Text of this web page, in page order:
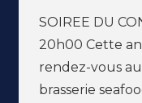
SOIREE DU
20h00 Cette
rendez-vous
brasserie